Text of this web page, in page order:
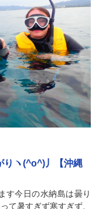
りヽ(^o^)丿【沖縄
す今日の水納島は曇り
て暑すぎず寒すぎず、